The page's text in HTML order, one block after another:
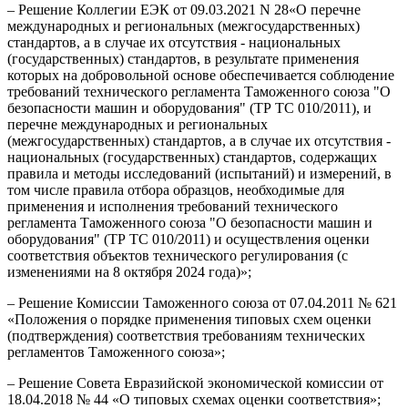
– Решение Коллегии ЕЭК от 09.03.2021 N 28«О перечне
международных и региональных (межгосударственных)
стандартов, а в случае их отсутствия - национальных
(государственных) стандартов, в результате применения
которых на добровольной основе обеспечивается соблюдение
требований технического регламента Таможенного союза "О
безопасности машин и оборудования" (ТР ТС 010/2011), и
перечне международных и региональных
(межгосударственных) стандартов, а в случае их отсутствия -
национальных (государственных) стандартов, содержащих
правила и методы исследований (испытаний) и измерений, в
том числе правила отбора образцов, необходимые для
применения и исполнения требований технического
регламента Таможенного союза "О безопасности машин и
оборудования" (ТР ТС 010/2011) и осуществления оценки
соответствия объектов технического регулирования (с
изменениями на 8 октября 2024 года)»;
– Решение Комиссии Таможенного союза от 07.04.2011 № 621
«Положения о порядке применения типовых схем оценки
(подтверждения) соответствия требованиям технических
регламентов Таможенного союза»;
– Решение Совета Евразийской экономической комиссии от
18.04.2018 № 44 «О типовых схемах оценки соответствия»;